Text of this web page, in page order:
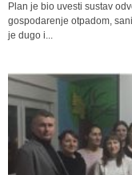
Plan je bio uvesti sustav
gospodarenje otpadom,
je dugo i...